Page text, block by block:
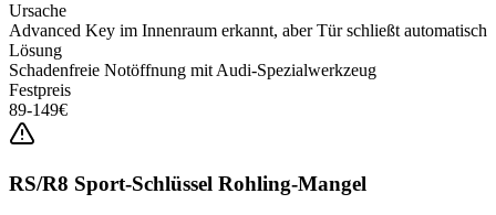
Ursache
Advanced Key im Innenraum erkannt, aber Tür schließt automatisch
Lösung
Schadenfreie Notöffnung mit Audi-Spezialwerkzeug
Festpreis
89-149€
RS/R8 Sport-Schlüssel Rohling-Mangel